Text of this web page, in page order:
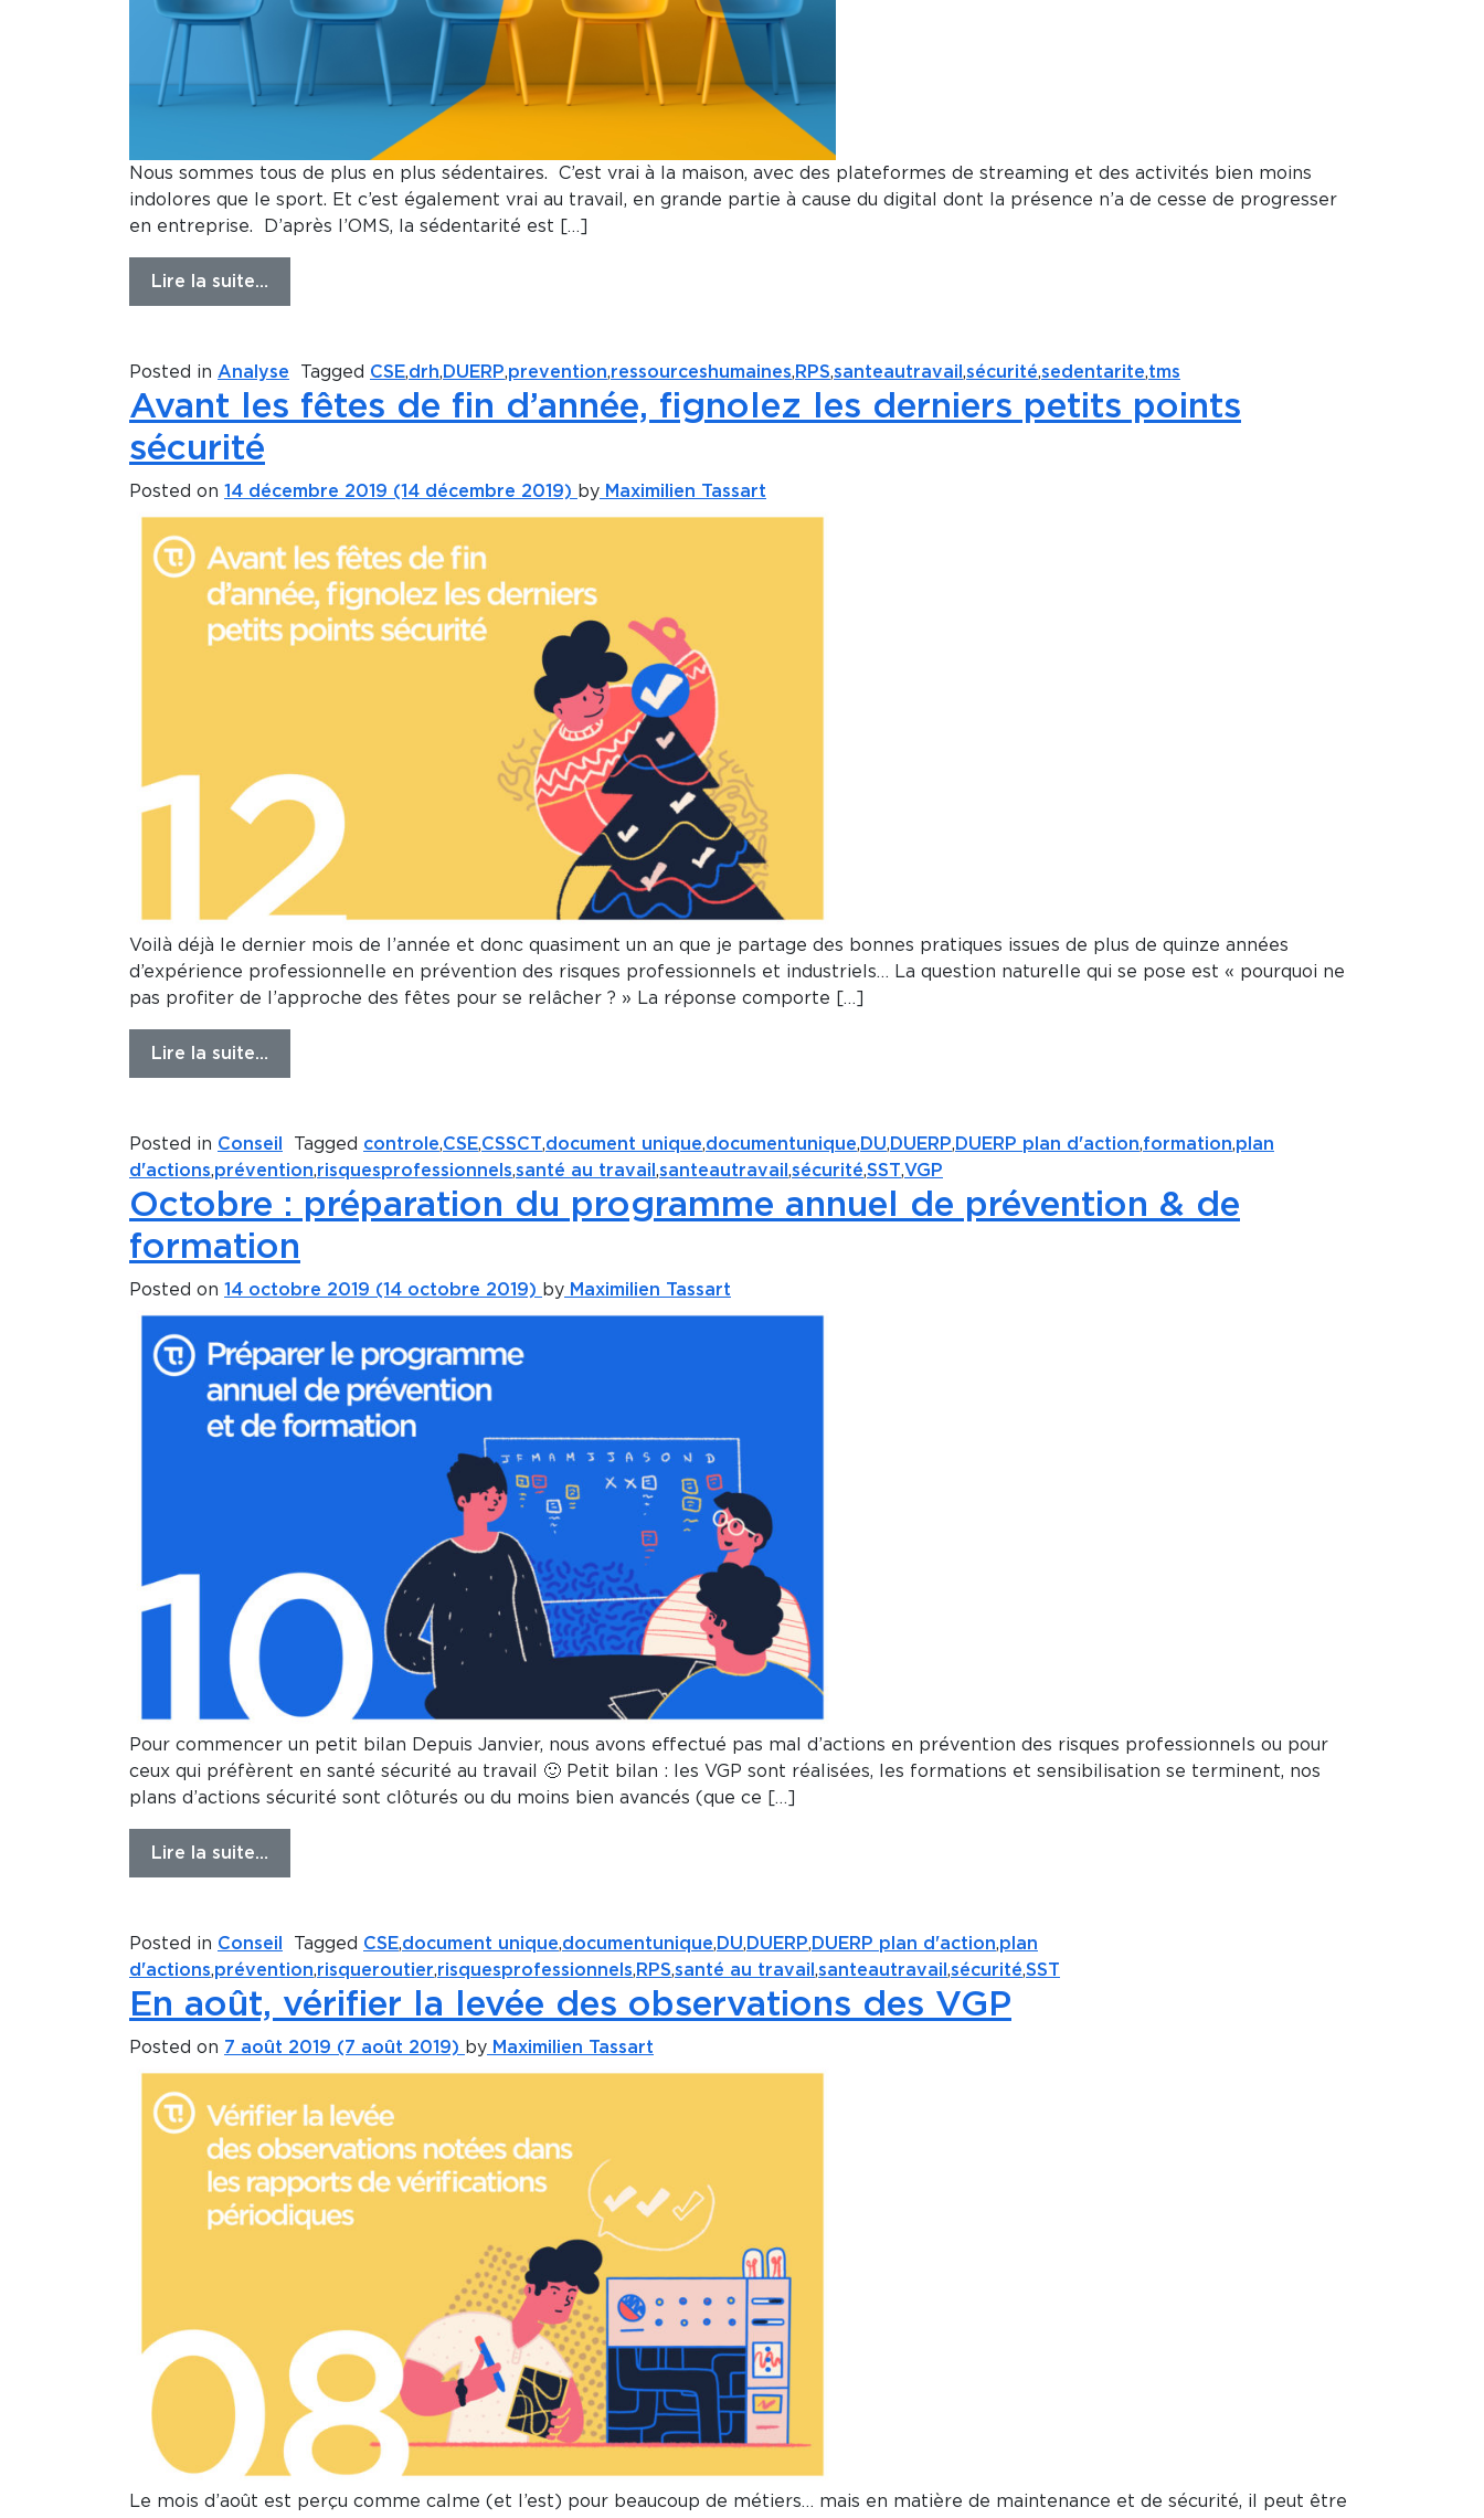
Nous sommes tous de plus en plus sédentaires. C’est vrai à la maison, avec des plateformes de streaming et des activités bien moins
indolores que le sport. Et c’est également vrai au travail, en grande partie à cause du digital dont la présence n’a de cesse de progresser
en entreprise. D’après l’OMS, la sédentarité est […]
Lire la suite…
Posted in Analyse Tagged CSE,drh, DUERP,prevention,ressourceshumaines, RPS,santeautravail ,sécurité,sedentarite,tms
Avant les fêtes de fin d’année, fignolez les derniers petits points
sécurité
Posted on 14 décembre 2019 (14 décembre 2019) by Maximilien Tassart
Voilà déjà le dernier mois de l’année et donc quasiment un an que je partage des bonnes pratiques issues de plus de quinze années
d’expérience professionnelle en prévention des risques professionnels et industriels… La question naturelle qui se pose est « pourquoi ne
pas profiter de l’approche des fêtes pour se relâcher ? » La réponse comporte […]
Lire la suite…
Posted in Conseil Tagged controle,CSE,CSSCT,document unique,documentunique, DU, DUERP, DUERP plan d'action,formation,plan
d'actions,prévention,risquesprofessionnels,santé au travail ,santeautravail ,sécurité,SST,VGP
Octobre : préparation du programme annuel de prévention & de
formation
Posted on 14 octobre 2019 (14 octobre 2019) by Maximilien Tassart
Pour commencer un petit bilan Depuis Janvier, nous avons effectué pas mal d’actions en prévention des risques professionnels ou pour
ceux qui préfèrent en santé sécurité au travail 🙂 Petit bilan : les VGP sont réalisées, les formations et sensibilisation se terminent, nos
plans d’actions sécurité sont clôturés ou du moins bien avancés (que ce […]
Lire la suite…
Posted in Conseil Tagged CSE,document unique,documentunique, DU, DUERP, DUERP plan d'action,plan
d'actions,prévention,risqueroutier,risquesprofessionnels, RPS,santé au travail ,santeautravail ,sécurité,SST
En août, vérifier la levée des observations des VGP
Posted on 7 août 2019 (7 août 2019) by Maximilien Tassart
Le mois d’août est perçu comme calme (et l’est) pour beaucoup de métiers… mais en matière de maintenance et de sécurité, il peut être